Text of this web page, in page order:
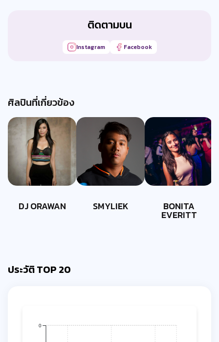
ติดตามบน
Instagram Facebook
ศิลปินที่เกี่ยวข้อง
DJ ORAWAN SMYLIEK BONITA
EVERITT
ประวัติ TOP 20
0